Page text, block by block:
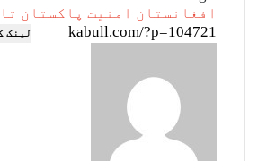
افغانستان امنيت پاکستان
لینک